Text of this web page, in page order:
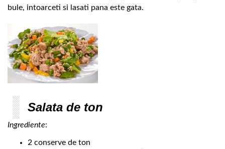
bule, intoarceti si lasati pana este gata.
Salata de ton
Ingrediente:
2 conserve de ton